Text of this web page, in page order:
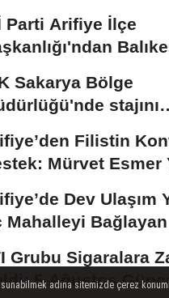
Parti Arifiye İlçe
Sakarya Bölge
stajını
Filistin
Mürvet Esmer
Dev Ulaşım
Mahalleyi
Grubu Sigaralara
5 Ağustos
adına sitemizde çerez